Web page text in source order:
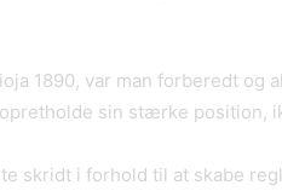
1890, var man forberedt og
sin stærke position,
skridt i forhold til at skabe